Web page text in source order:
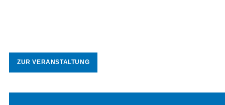
ZUR VERANSTALTUNG